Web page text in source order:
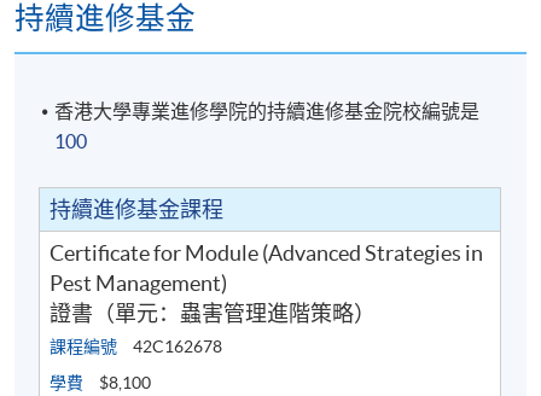
持續進修基金
香港大學專業進修學院的持續進修基金院校編號是
100
持續進修基金課程
Certificate for Module (Advanced Strategies in
Pest Management)
證書（單元：蟲害管理進階策略）
課程編號
42C162678
學費
$8,100